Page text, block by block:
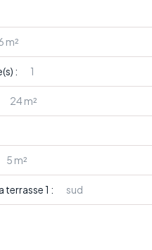
m²
: 1
24 m²
5 m²
terrasse 1 : sud